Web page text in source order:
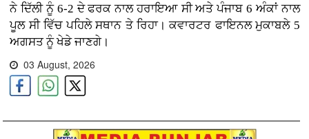
ਨੇ ਦਿੱਲੀ ਨੂੰ 6-2 ਦੇ ਫਰਕ ਨਾਲ ਹਰਾਇਆ ਸੀ ਅਤੇ ਪੰਜਾਬ 6 ਅੰਕਾਂ ਨਾਲ
ਪੂਲ ਸੀ ਵਿੱਚ ਪਹਿਲੇ ਸਥਾਨ ਤੇ ਰਿਹਾ। ਕਵਾਰਟਰ ਫਾਇਨਲ ਮੁਕਾਬਲੇ 5
ਅਗਸਤ ਨੂੰ ਖੇਡੇ ਜਾਣਗੇ।
03 August, 2026